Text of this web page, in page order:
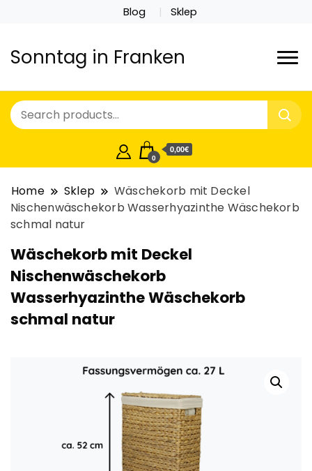
Blog Sklep
Sonntag in Franken
0
0,00€
Home Sklep
Wäschekorb mit Deckel
Nischenwäschekorb Wasserhyazinthe Wäschekorb
schmal natur
Wäschekorb mit Deckel
Nischenwäschekorb
Wasserhyazinthe Wäschekorb
schmal natur